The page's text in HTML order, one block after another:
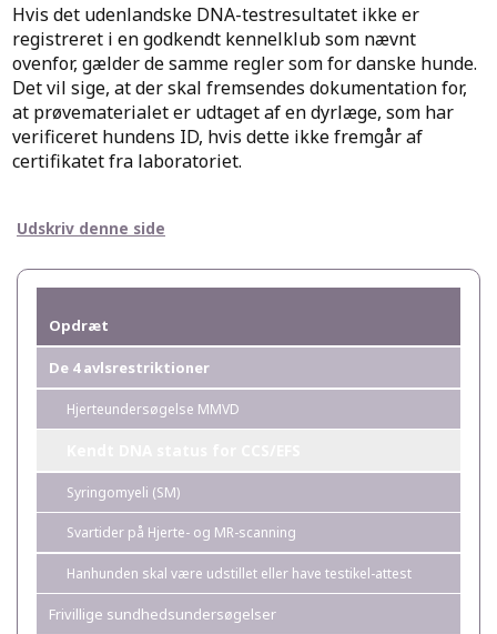
Hvis det udenlandske DNA-testresultatet ikke er
registreret i en godkendt kennelklub som nævnt
ovenfor, gælder de samme regler som for danske hunde.
Det vil sige, at der skal fremsendes dokumentation for,
at prøvematerialet er udtaget af en dyrlæge, som har
verificeret hundens ID, hvis dette ikke fremgår af
certifikatet fra laboratoriet.
Udskriv denne side
Opdræt
De 4 avlsrestriktioner
Hjerteundersøgelse MMVD
Syringomyeli (SM)
Svartider på Hjerte- og MR-scanning
Hanhunden skal være udstillet eller have testikel-attest
Frivillige sundhedsundersøgelser